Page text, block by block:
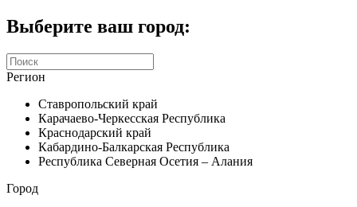
Выберите ваш город:
Регион
Ставропольский край
Карачаево-Черкесская Республика
Краснодарский край
Кабардино-Балкарская Республика
Республика Северная Осетия – Алания
Город